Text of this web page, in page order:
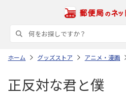
ホーム グッズストア アニメ・漫画
正反対な君と僕